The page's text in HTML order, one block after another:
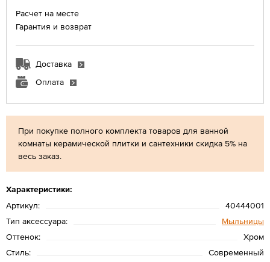
При покупке полного комплекта товаров для ванной
комнаты керамической плитки и сантехники скидка 5% на
весь заказ.
Характеристики:
Артикул:
40444001
Тип аксессуара:
Мыльницы
Оттенок:
Хром
Стиль:
Современный
Расчет на месте
Гарантия и возврат
Доставка
Оплата